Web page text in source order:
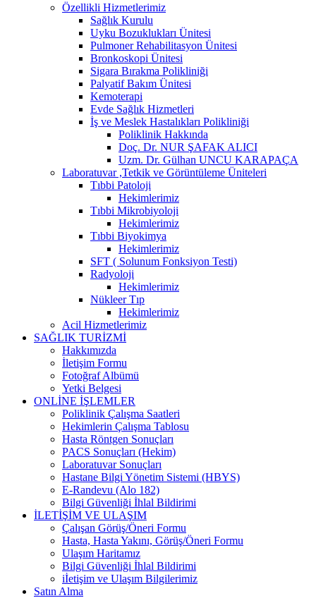
Özellikli Hizmetlerimiz
Sağlık Kurulu
Uyku Bozuklukları Ünitesi
Pulmoner Rehabilitasyon Ünitesi
Bronkoskopi Ünitesi
Sigara Bırakma Polikliniği
Palyatif Bakım Ünitesi
Kemoterapi
Evde Sağlık Hizmetleri
İş ve Meslek Hastalıkları Polikliniği
Poliklinik Hakkında
Doç. Dr. NUR ŞAFAK ALICI
Uzm. Dr. Gülhan UNCU KARAPAÇA
Laboratuvar ,Tetkik ve Görüntüleme Üniteleri
Tıbbi Patoloji
Hekimlerimiz
Tıbbi Mikrobiyoloji
Hekimlerimiz
Tıbbi Biyokimya
Hekimlerimiz
SFT ( Solunum Fonksiyon Testi)
Radyoloji
Hekimlerimiz
Nükleer Tıp
Hekimlerimiz
Acil Hizmetlerimiz
SAĞLIK TURİZMİ
Hakkımızda
İletişim Formu
Fotoğraf Albümü
Yetki Belgesi
ONLİNE İŞLEMLER
Poliklinik Çalışma Saatleri
Hekimlerin Çalışma Tablosu
Hasta Röntgen Sonuçları
PACS Sonuçları (Hekim)
Laboratuvar Sonuçları
Hastane Bilgi Yönetim Sistemi (HBYS)
E-Randevu (Alo 182)
Bilgi Güvenliği İhlal Bildirimi
İLETİŞİM VE ULAŞIM
Çalışan Görüş/Öneri Formu
Hasta, Hasta Yakını, Görüş/Öneri Formu
Ulaşım Haritamız
Bilgi Güvenliği İhlal Bildirimi
iİetişim ve Ulaşım Bilgilerimiz
Satın Alma